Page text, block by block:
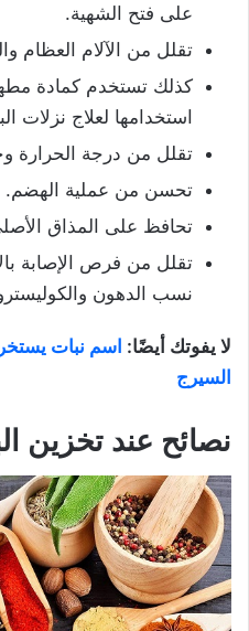
على فتح الشهية.
تقلل من الآلام العظام
كذلك تستخدم كمادة
استخدامها لعلاج نزلات
تقلل من درجة الحرارة
تحسن من عملية الهضم.
تحافظ على المذاق
تقلل من فرص الإصابة
نسب الدهون
لا يفوتك أيضًا: اسم نبات
السيرج
نصائح عند تخزين